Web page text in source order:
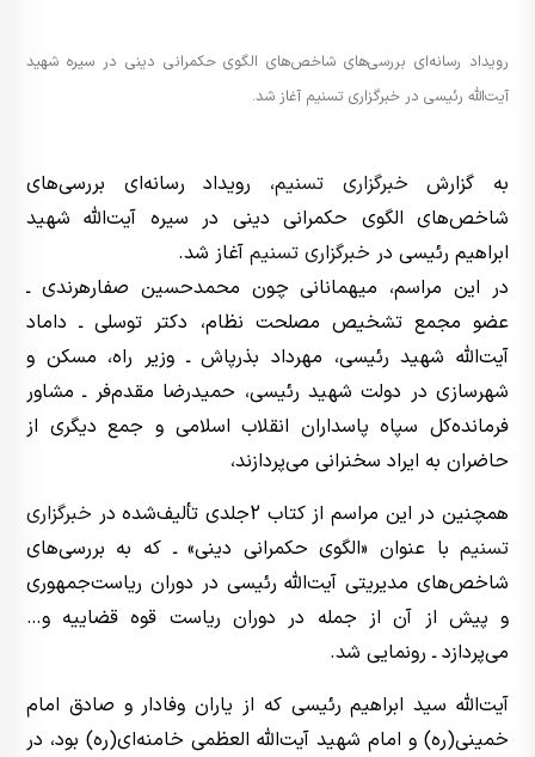
رویداد رسانه‌ای بررسی‌های شاخص‌های الگوی حکمرانی دینی در سیره شهید
آیت‌الله رئیسی در خبرگزاری تسنیم آغاز شد.
به گزارش خبرگزاری تسنیم، رویداد رسانه‌ای بررسی‌های
شاخص‌های الگوی حکمرانی دینی در سیره آیت‌الله شهید
ابراهیم رئیسی در خبرگزاری تسنیمآغاز شد.
در این مراسم، میهمانانی چون محمدحسین صفارهرندی ـ
عضو مجمع تشخیص مصلحت نظام، دکتر توسلی ـ داماد
آیت‌الله شهید رئیسی، مهرداد بذرپاش ـ وزیر راه، مسکن و
شهرسازی در دولت شهید رئیسی، حمیدرضا مقدم‌فر ـ مشاور
فرمانده‌کل سپاه پاسداران انقلاب اسلامی و جمع دیگری از
حاضران به ایراد سخنرانی می‌پردازند،
همچنین در این مراسم از کتاب 2جلدی تألیف‌شده در
خبرگزاری
تسنیمبا عنوان «الگوی حکمرانی دینی» ـ که به بررسی‌های
شاخص‌های مدیریتی آیت‌الله رئیسی در دوران ریاست‌جمهوری
و پیش از آن از جمله در دوران ریاست قوه قضاییه و…
می‌پردازد ـ رونمایی شد.
آیت‌الله سید ابراهیم رئیسی که از یاران وفادار و صادق امام
خمینی(ره) و امام شهید آیت‌الله العظمی خامنه‌ای(ره) بود، در